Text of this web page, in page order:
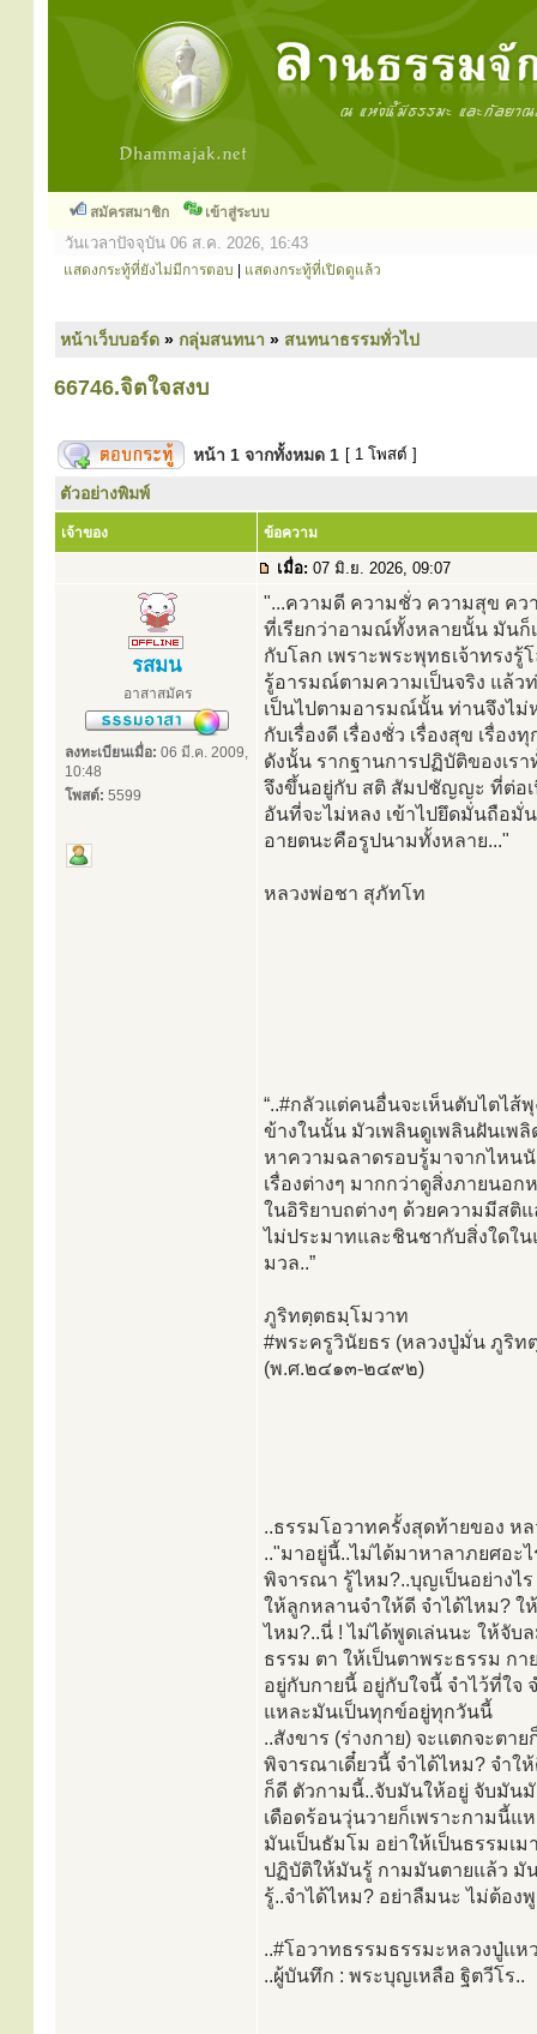
สมัครสมาชิก เข้าสู่ระบบ
วันเวลาปัจจุบัน 06 ส.ค. 2026, 16:43
แสดงกระทู้ที่ยังไม่มีการตอบ แสดงกระทู้ที่เปิดดูแล้ว
หน้าเว็บบอร์ด » กลุ่มสนทนา » สนทนาธรรมทั่วไป
66746.จิตใจสงบ
หน้า 1 จากทั้งหมด 1 [ 1 โพสต์ ]
ตัวอย่างพิมพ์
เจ้าของ ข้อความ
เมื่อ: 07 มิ.ย. 2026, 09:07
รสมน
อาสาสมัคร
ลงทะเบียนเมื่อ: 06 มี.ค. 2009,
10:48
โพสต์: 5599
"...ความดี ความชั่ว ความสุข คว
ที่เรียกว่าอามณ์ทั้งหลายนั้น มันก็
กับโลก เพราะพระพุทธเจ้าทรงรู้
รู้อารมณ์ตามความเป็นจริง แล้ว
เป็นไปตามอารมณ์นั้น ท่านจึงไม่
กับเรื่องดี เรื่องชั่ว เรื่องสุข เรื่อง
ดังนั้น รากฐานการปฏิบัติของเรา
จึงขึ้นอยู่กับ สติ สัมปชัญญะ ที่ต่อเ
อันที่จะไม่หลง เข้าไปยึดมั่นถือมั่
อายตนะคือรูปนามทั้งหลาย..."
หลวงพ่อชา สุภัทโท
“..#กลัวแต่คนอื่นจะเห็นตับไตไส้
ข้างในนั้น มัวเพลินดูเพลินฝันเพ
หาความฉลาดรอบรู้มาจากไหน
เรื่องต่างๆ มากกว่าดูสิ่งภายนอ
ในอิริยาบถต่างๆ ด้วยความมีสติ
ไม่ประมาทและชินชากับสิ่งใดใ
มวล..”
ภูริทตฺตธมฺโมวาท
#พระครูวินัยธร (หลวงปู่มั่น ภูริท
(พ.ศ.๒๔๑๓-๒๔๙๒)
..ธรรมโอวาทครั้งสุดท้ายของ ห
.."มาอยู่นี้..ไม่ได้มาหาลาภยศอะ
พิจารณา รู้ไหม?..บุญเป็นอย่างไ
ให้ลูกหลานจำให้ดี จำได้ไหม?
ไหม?..นี่ ! ไม่ได้พูดเล่นนะ ให้จับ
ธรรม ตา ให้เป็นตาพระธรรม ก
อยู่กับกายนี้ อยู่กับใจนี้ จำไว้ที่ใจ
แหละมันเป็นทุกข์อยู่ทุกวันนี้
..สังขาร (ร่างกาย) จะเเตกจะต
พิจารณาเดี๋ยวนี้ จำได้ไหม? จำใ
ก็ดี ตัวกามนี้..จับมันให้อยู่ จับมัน
เดือดร้อนวุ่นวายก็เพราะกามนี้แ
มันเป็นธัมโม อย่าให้เป็นธรรมเ
ปฏิบัติให้มันรู้ กามมันตายแล้ว มั
รู้..จำได้ไหม? อย่าลืมนะ ไม่ต้อง
..#โอวาทธรรมธรรมะหลวงปู่เเ
..ผู้บันทึก : พระบุญเหลือ ฐิตวีโร..